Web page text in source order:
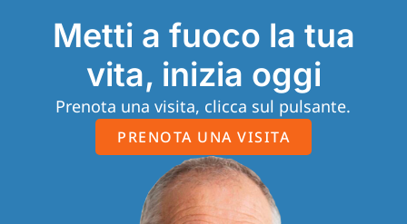
Metti a fuoco la tua
vita, inizia oggi
Prenota una visita, clicca sul pulsante.
PRENOTA UNA VISITA